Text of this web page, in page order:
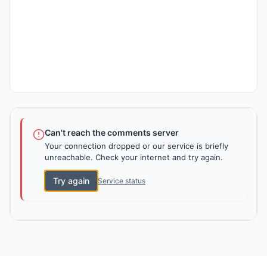
Can't reach the comments server
Your connection dropped or our service is briefly
unreachable. Check your internet and try again.
Try again Service status